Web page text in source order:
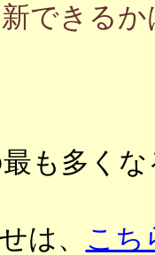
できる
も多く
は、 こち